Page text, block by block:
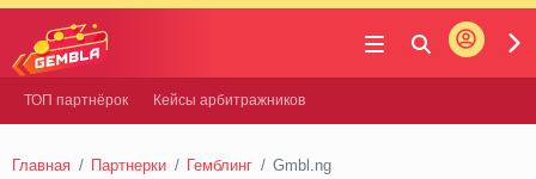
Gembla
Войти
ТОП партнёрок Кейсы арбитражников
Главная Партнерки Гемблинг Gmbl.ng